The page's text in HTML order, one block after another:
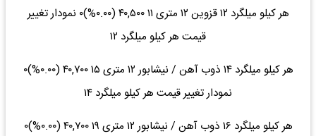
هر کیلو میلگرد ۱۲ قزوین ۱۲ متری ۱۱ ۴۰,۵۰۰ (۰.۰۰%)۰ نمودار تغییر
قیمت هر کیلو میلگرد ۱۲
هر کیلو میلگرد ۱۴ ذوب آهن / نیشابور ۱۲ متری ۱۵ ۴۰,۷۰۰ (۰.۰۰%)۰
نمودار تغییر قیمت هر کیلو میلگرد ۱۴
هر کیلو میلگرد ۱۶ ذوب آهن / نیشابور ۱۲ متری ۱۹ ۴۰,۷۰۰ (۰.۰۰%)۰